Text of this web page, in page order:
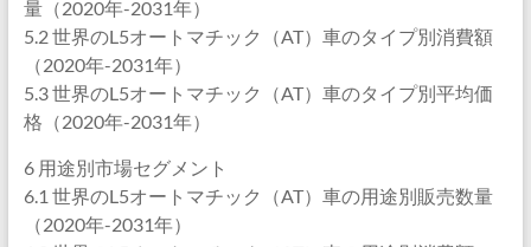
量（2020年-2031年）
5.2 世界のL5オートマチック（AT）車のタイプ別消費額
（2020年-2031年）
5.3 世界のL5オートマチック（AT）車のタイプ別平均価
格（2020年-2031年）
6 用途別市場セグメント
6.1 世界のL5オートマチック（AT）車の用途別販売数量
（2020年-2031年）